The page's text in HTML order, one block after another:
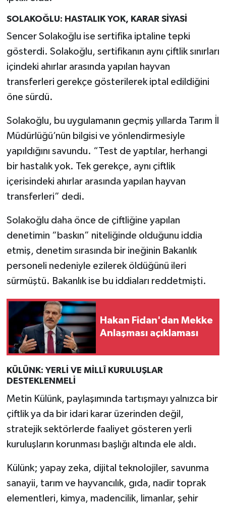
SOLAKOĞLU: HASTALIK YOK, KARAR SİYASİ
Sencer Solakoğlu ise sertifika iptaline tepki
gösterdi. Solakoğlu, sertifikanın aynı çiftlik sınırları
içindeki ahırlar arasında yapılan hayvan
transferleri gerekçe gösterilerek iptal edildiğini
öne sürdü.
Solakoğlu, bu uygulamanın geçmiş yıllarda Tarım İl
Müdürlüğü’nün bilgisi ve yönlendirmesiyle
yapıldığını savundu. “Test de yaptılar, herhangi
bir hastalık yok. Tek gerekçe, aynı çiftlik
içerisindeki ahırlar arasında yapılan hayvan
transferleri” dedi.
Solakoğlu daha önce de çiftliğine yapılan
denetimin “baskın” niteliğinde olduğunu iddia
etmiş, denetim sırasında bir ineğinin Bakanlık
personeli nedeniyle ezilerek öldüğünü ileri
sürmüştü. Bakanlık ise bu iddiaları reddetmişti.
Hakan Fidan'dan Mekke
Anlaşması açıklaması
KÜLÜNK: YERLİ VE MİLLÎ KURULUŞLAR
DESTEKLENMELİ
Metin Külünk, paylaşımında tartışmayı yalnızca bir
çiftlik ya da bir idari karar üzerinden değil,
stratejik sektörlerde faaliyet gösteren yerli
kuruluşların korunması başlığı altında ele aldı.
Külünk; yapay zeka, dijital teknolojiler, savunma
sanayii, tarım ve hayvancılık, gıda, nadir toprak
elementleri, kimya, madencilik, limanlar, şehir